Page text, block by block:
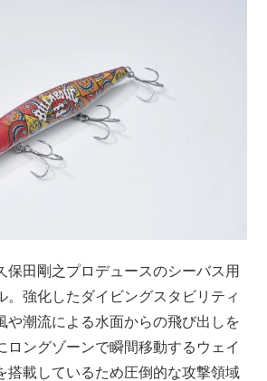
保田剛之プロデュースのシーバス用
。強化したダイビングスタビリティ
や潮流による水面からの飛び出しを
ロングゾーンで瞬間移動するウェイ
搭載しているため圧倒的な攻撃領域